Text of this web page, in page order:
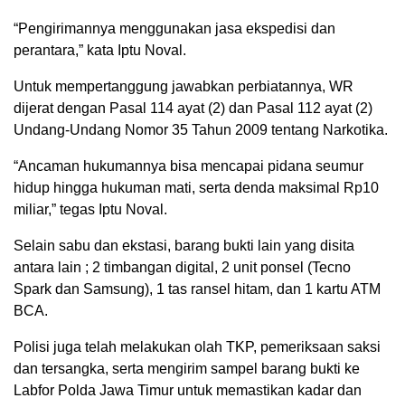
“Pengirimannya menggunakan jasa ekspedisi dan
perantara,” kata Iptu Noval.
Untuk mempertanggung jawabkan perbiatannya, WR
dijerat dengan Pasal 114 ayat (2) dan Pasal 112 ayat (2)
Undang-Undang Nomor 35 Tahun 2009 tentang Narkotika.
“Ancaman hukumannya bisa mencapai pidana seumur
hidup hingga hukuman mati, serta denda maksimal Rp10
miliar,” tegas Iptu Noval.
Selain sabu dan ekstasi, barang bukti lain yang disita
antara lain ; 2 timbangan digital, 2 unit ponsel (Tecno
Spark dan Samsung), 1 tas ransel hitam, dan 1 kartu ATM
BCA.
Polisi juga telah melakukan olah TKP, pemeriksaan saksi
dan tersangka, serta mengirim sampel barang bukti ke
Labfor Polda Jawa Timur untuk memastikan kadar dan